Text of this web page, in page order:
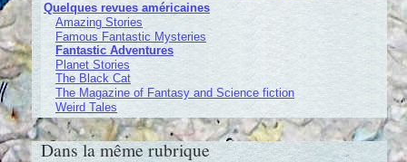
Quelques revues américaines
Amazing Stories
Famous Fantastic Mysteries
Fantastic Adventures
Planet Stories
The Black Cat
The Magazine of Fantasy and Science fiction
Weird Tales
Dans la même rubrique